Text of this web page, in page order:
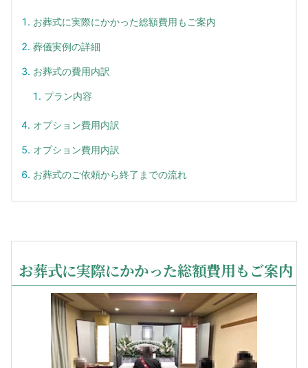
お葬式に実際にかかった総額費用もご案内
葬儀実例の詳細
お葬式の費用内訳
プラン内容
オプション費用内訳
オプション費用内訳
お葬式のご依頼から終了までの流れ
お葬式に実際にかかった総額費用もご案内